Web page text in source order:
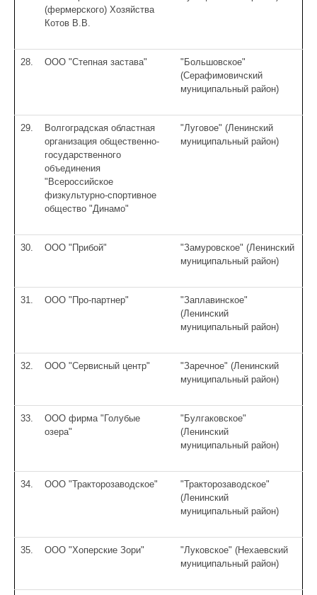
(фермерского) Хозяйства
Котов В.В.
28. ООО "Степная застава"
"Большовское"
(Серафимовичский
муниципальный район)
29.
Волгоградская областная
организация общественно-
государственного
объединения
"Всероссийское
физкультурно-спортивное
общество "Динамо"
"Луговое" (Ленинский
муниципальный район)
30. ООО "Прибой"
"Замуровское" (Ленинский
муниципальный район)
31. ООО "Про-партнер"
"Заплавинское"
(Ленинский
муниципальный район)
32. ООО "Сервисный центр"
"Заречное" (Ленинский
муниципальный район)
33.
ООО фирма "Голубые
озера"
"Булгаковское"
(Ленинский
муниципальный район)
34. ООО "Тракторозаводское"
"Тракторозаводское"
(Ленинский
муниципальный район)
35. ООО "Хоперские Зори"
"Луковское" (Нехаевский
муниципальный район)